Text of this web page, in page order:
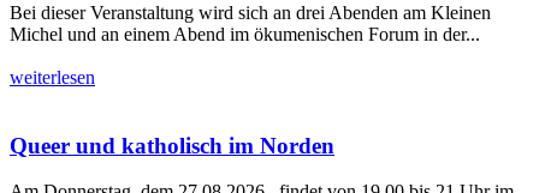
Bei dieser Veranstaltung wird sich an drei Abenden am Kleinen
Michel und an einem Abend im ökumenischen Forum in der...
weiterlesen
Queer und katholisch im Norden